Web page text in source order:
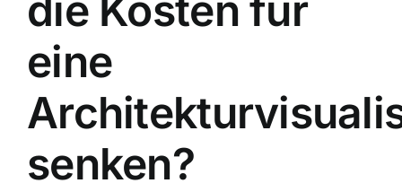
eine
senken?